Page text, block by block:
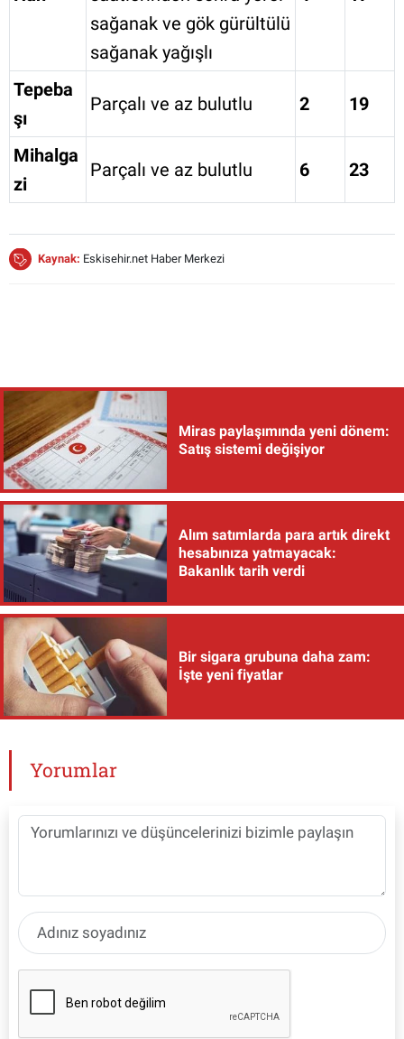
sağanak ve gök gürültülü
sağanak yağışlı
Tepeba
şı
Parçalı ve az bulutlu 2 19
Mihalga
zi
Parçalı ve az bulutlu 6 23
Kaynak: Eskisehir.net Haber Merkezi
Miras paylaşımında yeni dönem:
Satış sistemi değişiyor
Alım satımlarda para artık direkt
hesabınıza yatmayacak:
Bakanlık tarih verdi
Bir sigara grubuna daha zam:
İşte yeni fiyatlar
Yorumlar